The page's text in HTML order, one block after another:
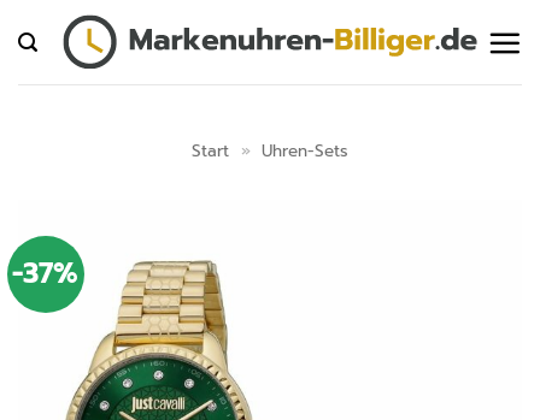
Inhalt
springen
Start » Uhren-Sets
-37%